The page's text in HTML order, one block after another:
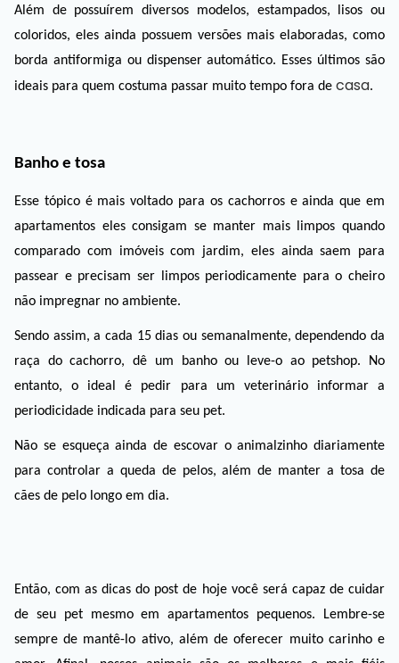
Além de possuírem diversos modelos, estampados, lisos ou
coloridos, eles ainda possuem versões mais elaboradas, como
borda antiformiga ou dispenser automático. Esses últimos são
ideais para quem costuma passar muito tempo fora de casa.
Banho e tosa
Esse tópico é mais voltado para os cachorros e ainda que em
apartamentos eles consigam se manter mais limpos quando
comparado com imóveis com jardim, eles ainda saem para
passear e precisam ser limpos periodicamente para o cheiro
não impregnar no ambiente.
Sendo assim, a cada 15 dias ou semanalmente, dependendo da
raça do cachorro, dê um banho ou leve-o ao petshop. No
entanto, o ideal é pedir para um veterinário informar a
periodicidade indicada para seu pet.
Não se esqueça ainda de escovar o animalzinho diariamente
para controlar a queda de pelos, além de manter a tosa de
cães de pelo longo em dia.
Então, com as dicas do post de hoje você será capaz de cuidar
de seu pet mesmo em apartamentos pequenos. Lembre-se
sempre de mantê-lo ativo, além de oferecer muito carinho e